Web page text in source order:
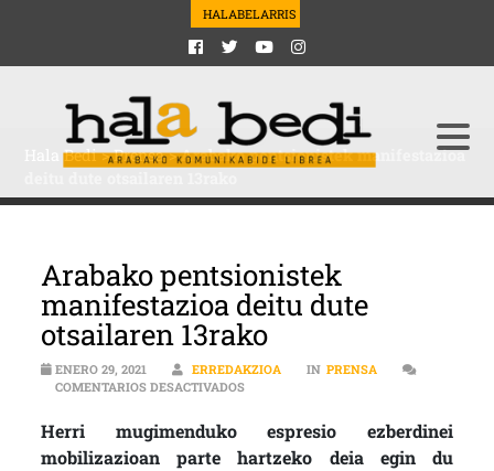
HALABELARRIS
Hala Bedi>Prensa>Arabako pentsionistek manifestazioa
Arabako pentsionistek
manifestazioa deitu dute
otsailaren 13rako
ENERO 29, 2021 ERREDAKZIOA IN PRENSA
COMENTARIOS DESACTIVADOSEN ARABAKO PENTSIONISTEK
Herri mugimenduko espresio ezberdinei
mobilizazioan parte hartzeko deia egin du